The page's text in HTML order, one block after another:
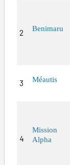
2
Benimaru
3 Méautis
4
Mission
Alpha